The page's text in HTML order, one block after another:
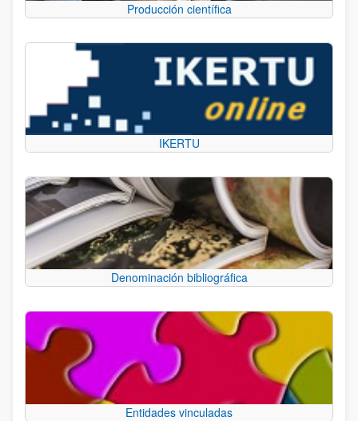
Producción científica
IKERTU
Denominación bibliográfica
Entidades vinculadas